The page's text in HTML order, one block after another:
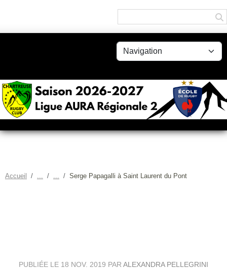
Accueil Serge Papagalli à Saint Laurent du Pont
PUBLIÉE LE 18 NOV. 2019 PAR ALEXANDRA PELLEGRINI